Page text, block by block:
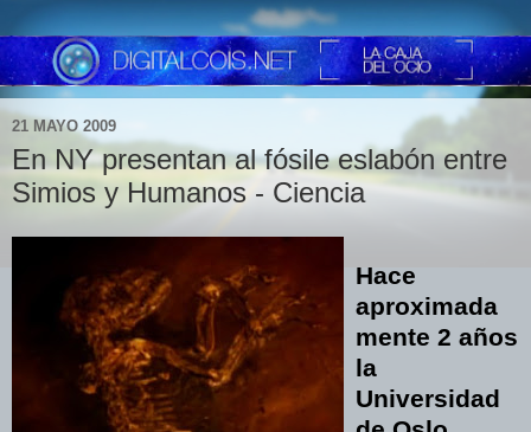
21 MAYO 2009
En NY presentan al fósile eslabón entre
Simios y Humanos - Ciencia
Hace
aproximada
mente 2 años
la
Universidad